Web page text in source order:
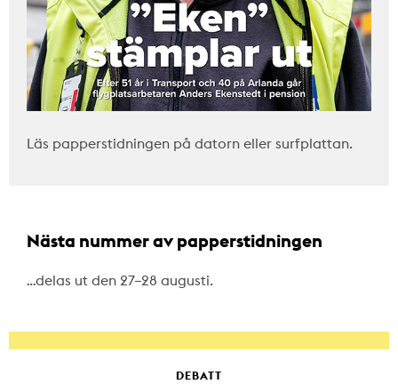
Läs papperstidningen på datorn eller surfplattan.
Nästa nummer av papperstidningen
…delas ut den 27–28 augusti.
DEBATT